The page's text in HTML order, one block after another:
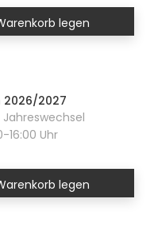
legen
2026/2027
16:00 Uhr
legen